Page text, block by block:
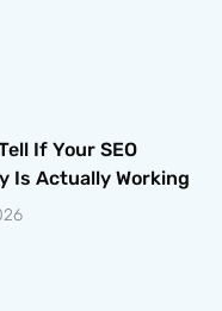
If Your SEO
Is Actually Working